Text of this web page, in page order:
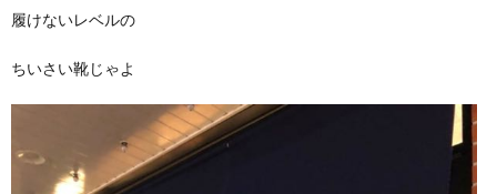
履けないレベルの
ちいさい靴じゃよ